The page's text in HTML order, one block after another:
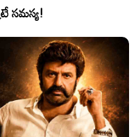
సమస్య!